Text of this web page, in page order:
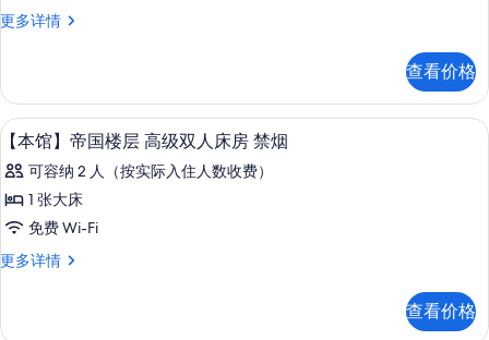
通
层
花
园
景
观
转
角
更多详情
【本
楼
层
花
景
观
角
双
床
禁
查看价格
显
示
【本
馆】
国
层
1 多间卧室、高档床上用品、羽绒被、
9
【本馆】帝国楼层 高级双人床房 禁烟
可容纳 2 人（按实际入住人数收费）
1 张大床
免费 Wi-Fi
更多详情
【本
查看价格